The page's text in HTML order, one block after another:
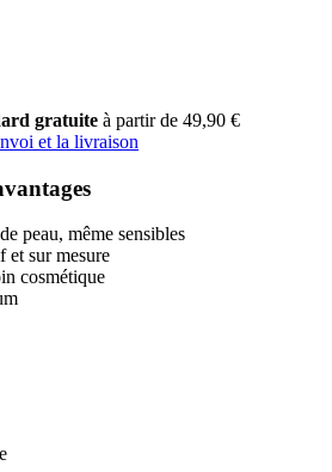
gratuite à partir de 49,90 €
et la livraison
peau, même sensibles
et sur mesure
cosmétique